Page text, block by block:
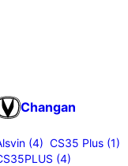
Changan
(4) CS35 Plus (1)
(4)